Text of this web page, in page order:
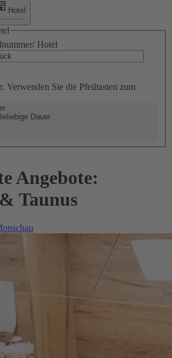
Hotel
Hotel
Verwenden Sie die Pfeiltasten zum
Dauer
Angebote:
Taunus